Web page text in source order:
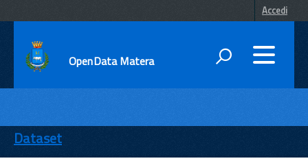
Accedi
OpenData Matera
ENTI
TEMI
Dataset